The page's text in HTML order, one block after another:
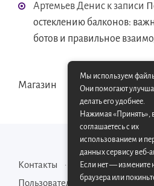
Артемьев Денис к записи
остеклению балконов:
ботов и правильное
Магазин
Контакты
Карта сайта
Пользовательское соглашение
Мы используем
Они помогают
делать его удобнее.
Нажимая «Принять»,
соглашаетесь с их
использованием и
данных сервису веб-
Если нет — измените
браузера или